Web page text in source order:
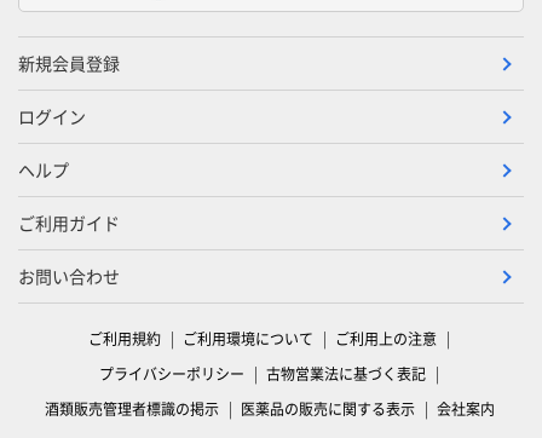
新規会員登録
ログイン
ヘルプ
ご利用ガイド
お問い合わせ
ご利用規約 ご利用環境について
ご利用上の注意
プライバシーポリシー
古物営業法に基づく表記
酒類販売管理者標識の掲示
医薬品の販売に関する表示 会社案内